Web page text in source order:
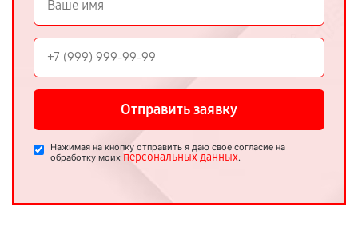
Отправить заявку
Нажимая на кнопку отправить я даю свое согласие на
обработку моих персональных данных.